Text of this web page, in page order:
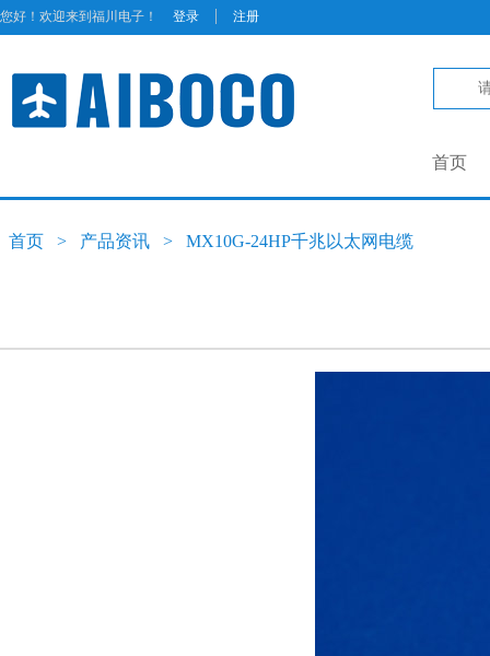
您好！欢迎来到福川电子！ 登录 | 注册
首页
首页 > 产品资讯 > MX10G-24HP千兆以太网电缆